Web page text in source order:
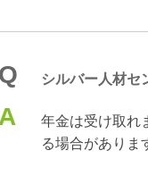
Q シルバー人材セ
A
年金は受け取れ
る場合がありま